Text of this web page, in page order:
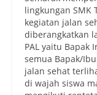
lingkungan SMK
kegiatan jalan
diberangkatkan
PAL yaitu Bapak
semua Bapak/
jalan sehat
di wajah siswa